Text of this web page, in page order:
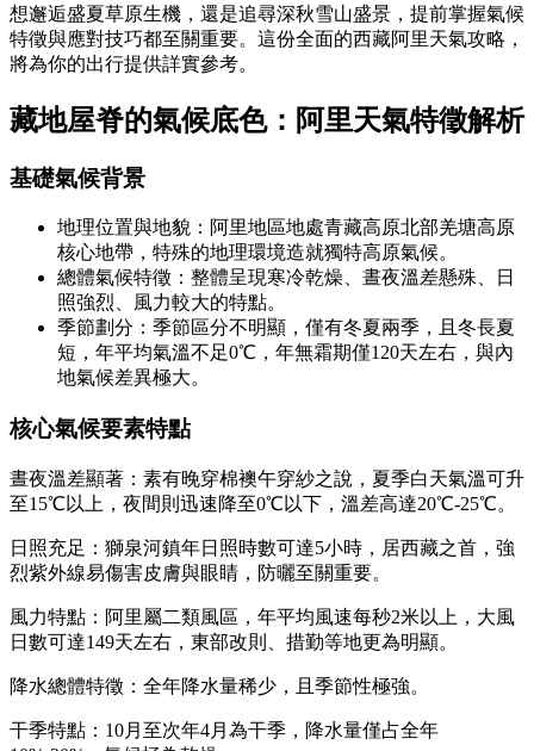
想邂逅盛夏草原生機，還是追尋深秋雪山盛景，提前掌握氣候
特徵與應對技巧都至關重要。這份全面的西藏阿里天氣攻略，
將為你的出行提供詳實參考。
藏地屋脊的氣候底色：阿里天氣特徵解析
基礎氣候背景
地理位置與地貌：阿里地區地處青藏高原北部羌塘高原
核心地帶，特殊的地理環境造就獨特高原氣候。
總體氣候特徵：整體呈現寒冷乾燥、晝夜溫差懸殊、日
照強烈、風力較大的特點。
季節劃分：季節區分不明顯，僅有冬夏兩季，且冬長夏
短，年平均氣溫不足0℃，年無霜期僅120天左右，與內
地氣候差異極大。
核心氣候要素特點
晝夜溫差顯著：素有晚穿棉襖午穿紗之說，夏季白天氣溫可升
至15℃以上，夜間則迅速降至0℃以下，溫差高達20℃-25℃。
日照充足：獅泉河鎮年日照時數可達5小時，居西藏之首，強
烈紫外線易傷害皮膚與眼睛，防曬至關重要。
風力特點：阿里屬二類風區，年平均風速每秒2米以上，大風
日數可達149天左右，東部改則、措勤等地更為明顯。
降水總體特徵：全年降水量稀少，且季節性極強。
干季特點：10月至次年4月為干季，降水量僅占全年